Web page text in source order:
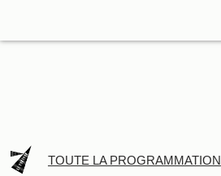
TOUTE LA PROGRAMMATION